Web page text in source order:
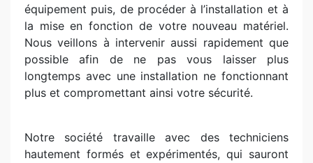
équipement puis, de procéder à l’installation et à
la mise en fonction de votre nouveau matériel.
Nous veillons à intervenir aussi rapidement que
possible afin de ne pas vous laisser plus
longtemps avec une installation ne fonctionnant
plus et compromettant ainsi votre sécurité.
Notre société travaille avec des techniciens
hautement formés et expérimentés, qui sauront